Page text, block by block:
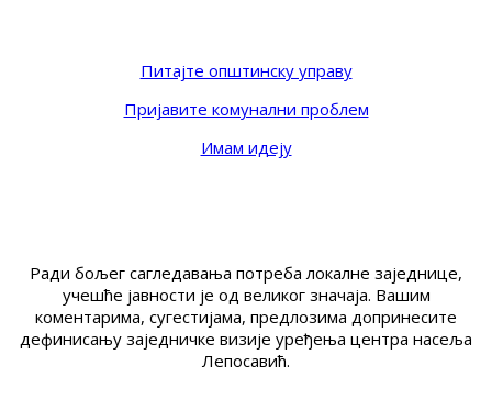
Питајте општинску управу
Пријавите комунални проблем
Имам идеју
Ради бољег сагледавања потреба локалне заједнице,
учешће јавности је од великог значаја. Вашим
коментарима, сугестијама, предлозима допринесите
дефинисању заједничке визије уређења центра насеља
Лепосавић.